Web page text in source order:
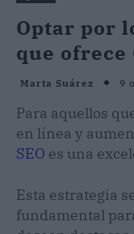
Optar por
que ofrece
Marta Suárez 9
Para aquellos
en línea y
SEO es una
Esta estrategia
fundamental